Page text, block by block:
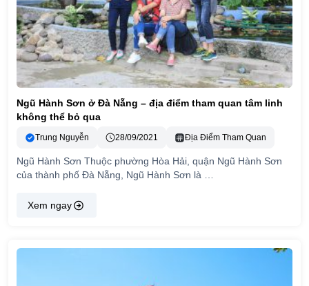
Ngũ Hành Sơn ở Đà Nẵng – địa điểm tham quan tâm linh
không thể bỏ qua
Trung Nguyễn 28/09/2021 Địa Điểm Tham Quan
Ngũ Hành Sơn Thuộc phường Hòa Hải, quận Ngũ Hành Sơn
của thành phố Đà Nẵng, Ngũ Hành Sơn là …
Xem ngay